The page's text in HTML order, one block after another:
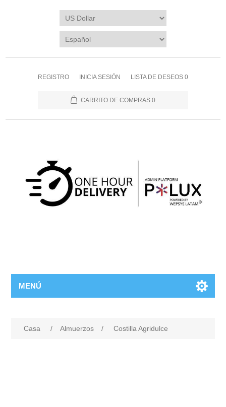
REGISTRO INICIA SESIÓN LISTA DE DESEOS 0
CARRITO DE COMPRAS 0
MENÚ
Casa / Almuerzos / Costilla Agridulce